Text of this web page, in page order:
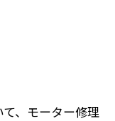
、モーター修理